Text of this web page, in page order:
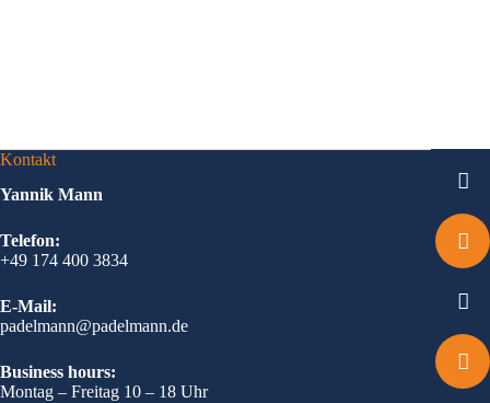
Kontakt
Yannik Mann
Telefon:
+49 174 400 3834
E-Mail:
padelmann@padelmann.de
Business hours:
Montag – Freitag 10 – 18 Uhr